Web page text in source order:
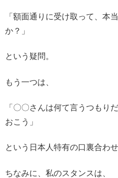
「額面通りに受け取って、本
か？」
という疑問。
もう一つは、
「〇〇さんは何て言うつもり
おこう」
という日本人特有の口裏合わせ
ちなみに、私のスタンスは、